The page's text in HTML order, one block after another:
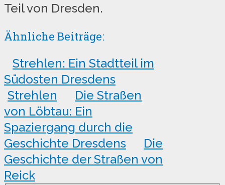
Teil von Dresden.
Ähnliche Beiträge:
Strehlen: Ein Stadtteil im
Südosten Dresdens
Strehlen
Die Straßen
von Löbtau: Ein
Spaziergang durch die
Geschichte Dresdens
Die
Geschichte der Straßen von
Reick